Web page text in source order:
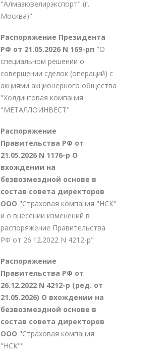
"Алмазювелирэкспорт" (г.
Москва)"
Распоряжение Президента
РФ от 21.05.2026 N 169-рп "О
специальном решении о
совершении сделок (операций) с
акциями акционерного общества
"Холдинговая компания
"МЕТАЛЛОИНВЕСТ"
Распоряжение
Правительства РФ от
21.05.2026 N 1176-р О
вхождении на
безвозмездной основе в
состав совета директоров
ООО "Страховая компания "НСК"
и о внесении изменений в
распоряжение Правительства
РФ от 26.12.2022 N 4212-р"
Распоряжение
Правительства РФ от
26.12.2022 N 4212-р (ред. от
21.05.2026) О вхождении на
безвозмездной основе в
состав совета директоров
ООО "Страховая компания
"НСК""